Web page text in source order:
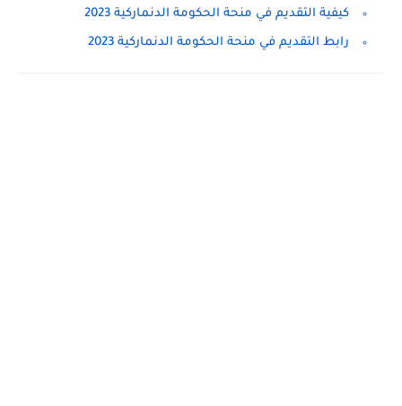
كيفية التقديم في منحة الحكومة الدنماركية 2023
رابط التقديم في منحة الحكومة الدنماركية 2023